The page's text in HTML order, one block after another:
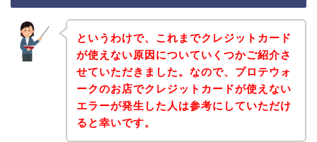
というわけで、これまでクレジットカード
が使えない原因についていくつかご紹介さ
せていただきました。なので、プロテウォ
ークのお店でクレジットカードが使えない
エラーが発生した人は参考にしていただけ
ると幸いです。